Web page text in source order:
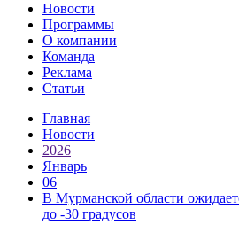
Новости
Программы
О компании
Команда
Реклама
Статьи
Главная
Новости
2026
Январь
06
В Мурманской области
до -30 градусов